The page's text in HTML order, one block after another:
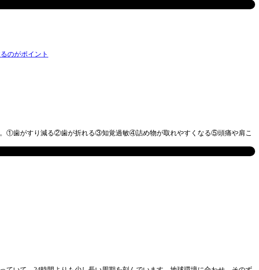
①歯がすり減る②歯が折れる③知覚過敏④詰め物が取れやすくなる⑤頭痛や肩こ